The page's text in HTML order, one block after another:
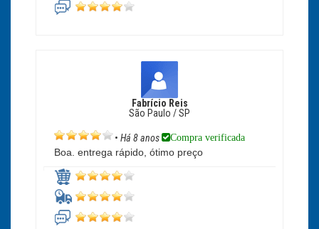
Fabrício Reis
São Paulo / SP
• Há 8 anos Compra verificada
Boa. entrega rápido, ótimo preço